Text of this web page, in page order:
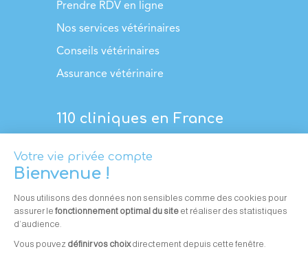
Prendre RDV en ligne
Nos services vétérinaires
Conseils vétérinaires
Assurance vétérinaire
110 cliniques en France
C GV • Plan du site •